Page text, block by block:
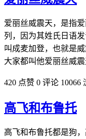
爱丽丝威震天，是指
列，因为其姓氏日‌‌‌‌‌‌‌‌语
叫成麦加登，也就是
大家都叫他爱丽丝威震
420 点赞 0 评论 10066
高飞和布鲁托
高飞和布鲁托都是狗